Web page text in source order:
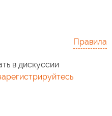
Правила
в дискуссии